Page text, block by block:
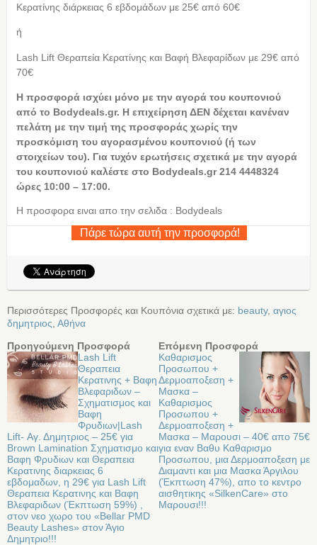
Κερατίνης διάρκειας 6 εβδομάδων με 25€ από 60€
ή
Lash Lift Θεραπεία Κερατίνης και Βαφή Βλεφαρίδων με 29€ από
70€
Η προσφορά ισχύει μόνο με την αγορά του κουπονιού
από το Bodydeals.gr. Η επιχείρηση ΔΕΝ δέχεται κανέναν
πελάτη με την τιμή της προσφοράς χωρίς την
προσκόμιση του αγορασμένου κουπονιού (ή των
στοιχείων του). Για τυχόν ερωτήσεις σχετικά με την αγορά
του κουπονιού καλέστε στο Bodydeals.gr 214 4448324
ώρες 10:00 – 17:00.
Η προσφορα ειναι απο την σελιδα : Bodydeals
Πάρε τώρα αυτή την προσφορά!
Περισσότερες Προσφορές και Κουπόνια σχετικά με: beauty, αγιος
δημητριος Αθήνα
Προηγούμενη Προσφορά
Lash Lift
Θεραπεια
Κερατινης + Βαφη
Βλεφαριδων –
Σχηματισμος και
Βαφη
Φρυδιων|Lash
Lift- Αγ. Δημητριος – 25€ για
Brown Lamination Σχηματισμο και
Βαφη Φρυδιων και Θεραπεια
Κερατινης διαρκειας 6
εβδομαδων, η 29€ για Lash Lift
Θεραπεια Κερατινης και Βαφη
Βλεφαριδων (Έκπτωση 59%) ,
στον νεο χωρο του «Bellar PMD
Beauty Lashes» στον Άγιο
Δημητριο!!!
Επόμενη Προσφορά
Καθαρισμος
Προσωπου +
Δερμοαποξεση +
Μασκα –
Καθαρισμος
Προσωπου +
Δερμοαποξεση +
Μασκα – Μαρουσι – 40€ απο 75€
για εναν Βαθυ Καθαρισμο
Προσωπου, μια Δερμοαποξεση με
Διαμαντι και μια Μασκα Άργιλου
(Έκπτωση 47%), απο το κεντρο
αισθητικης «SilkenCare» στο
Μαρουσι!!!